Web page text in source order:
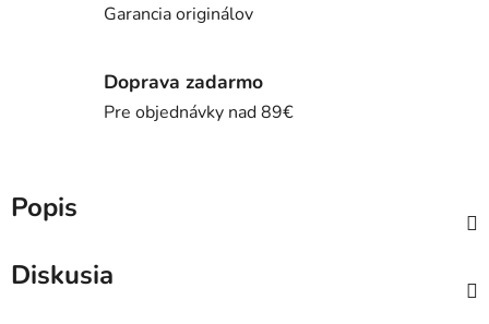
Garancia originálov
Doprava zadarmo
Pre objednávky nad 89€
Popis
Diskusia